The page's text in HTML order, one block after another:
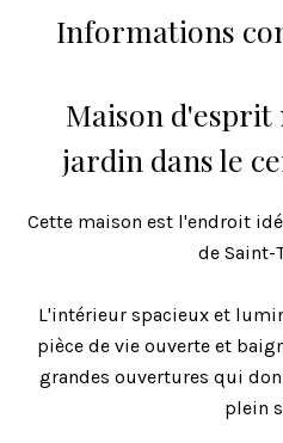
Informations
Maison d'esprit
jardin dans le
Cette maison est l'endroit
de Saint-
L'intérieur spacieux et
pièce de vie ouverte et
grandes ouvertures qui
plein